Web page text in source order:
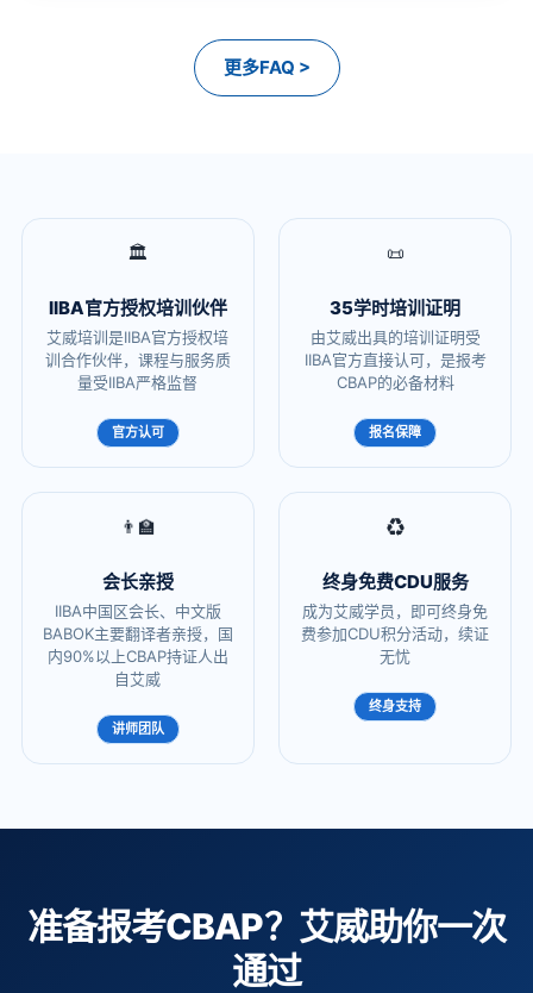
更多FAQ >
🏛️
IIBA官方授权培训伙伴
艾威培训是IIBA官方授权培
训合作伙伴，课程与服务质
量受IIBA严格监督
官方认可
📜
35学时培训证明
由艾威出具的培训证明受
IIBA官方直接认可，是报考
CBAP的必备材料
报名保障
👨‍🏫
会长亲授
IIBA中国区会长、中文版
BABOK主要翻译者亲授，国
内90%以上CBAP持证人出
自艾威
讲师团队
♻️
终身免费CDU服务
成为艾威学员，即可终身免
费参加CDU积分活动，续证
无忧
终身支持
准备报考CBAP？艾威助你一次
通过